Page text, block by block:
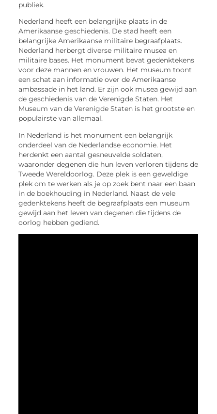
publiek.
Nederland heeft een belangrijke plaats in de
Amerikaanse geschiedenis. De stad heeft een
belangrijke Amerikaanse militaire begraafplaats.
Nederland herbergt diverse militaire musea en
militaire bases. Het monument bevat gedenktekens
voor deze mannen en vrouwen. Het museum toont
een schat aan informatie over de Amerikaanse
ambassade in het land. Er zijn ook musea gewijd aan
de geschiedenis van de Verenigde Staten. Het
Museum van de Verenigde Staten is het grootste en
populairste van allemaal.
In Nederland is het monument een belangrijk
onderdeel van de Nederlandse economie. Het
herdenkt een aantal gesneuvelde soldaten,
waaronder degenen die hun leven verloren tijdens de
Tweede Wereldoorlog. Deze plek is een geweldige
plek om te werken als je op zoek bent naar een baan
in de boekhouding in Nederland. Naast de vele
gedenktekens heeft de begraafplaats een museum
gewijd aan het leven van degenen die tijdens de
oorlog hebben gediend.